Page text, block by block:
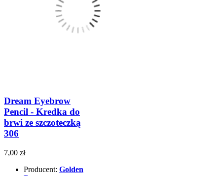
Dream Eyebrow
Pencil - Kredka do
brwi ze szczoteczką
306
7,00 zł
Producent: Golden